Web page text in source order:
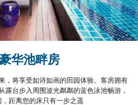
华池畔房
，将享受如诗如画的田园体验。客房拥有
露台步入周围波光粼粼的蓝色泳池畅游，
距离您的床只有一步之遥